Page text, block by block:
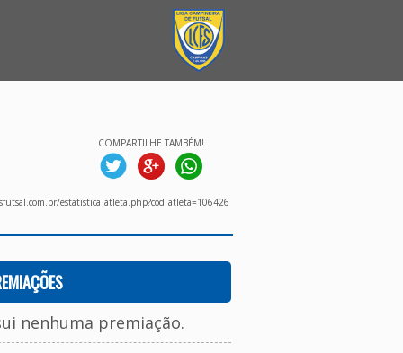
COMPARTILHE TAMBÉM!
estatistica_atleta.php?cod_atleta=106426
nenhuma premiação.